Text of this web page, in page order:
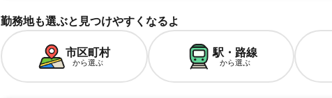
勤務地も選ぶと見つけやすくなるよ
市区町村
から選ぶ
駅・路線
から選ぶ